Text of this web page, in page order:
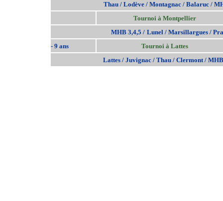
Thau / Lodève / Montagnac / Balaruc /
Tournoi à Montpellier
MHB 3,4,5 / Lunel / Marsillargues /
- 9 ans
Tournoi à Lattes
Lattes / Juvignac / Thau / Clermont /